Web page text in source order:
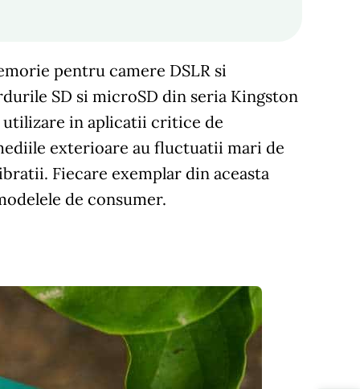
pentru camere DSLR si
SD si microSD din seria Kingston
utilizare in aplicatii critice de
exterioare au fluctuatii mari de
Fiecare exemplar din aceasta
de consumer.